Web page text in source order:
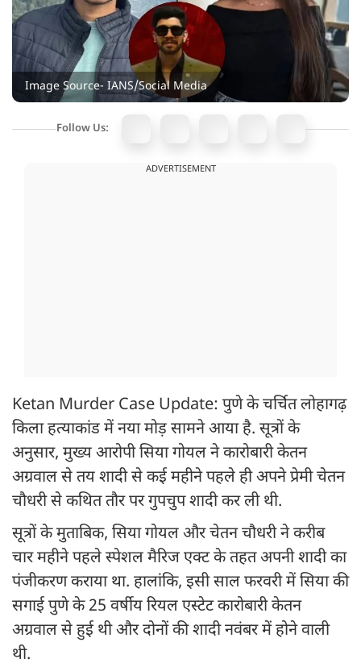
Image Source- IANS/Social Media
Follow Us:
ADVERTISEMENT
Ketan Murder Case Update: पुणे के चर्चित लोहागढ़
किला हत्याकांड में नया मोड़ सामने आया है. सूत्रों के
अनुसार, मुख्य आरोपी सिया गोयल ने कारोबारी केतन
अग्रवाल से तय शादी से कई महीने पहले ही अपने प्रेमी चेतन
चौधरी से कथित तौर पर गुपचुप शादी कर ली थी.
सूत्रों के मुताबिक, सिया गोयल और चेतन चौधरी ने करीब
चार महीने पहले स्पेशल मैरिज एक्ट के तहत अपनी शादी का
पंजीकरण कराया था. हालांकि, इसी साल फरवरी में सिया की
सगाई पुणे के 25 वर्षीय रियल एस्टेट कारोबारी केतन
अग्रवाल से हुई थी और दोनों की शादी नवंबर में होने वाली
थी.